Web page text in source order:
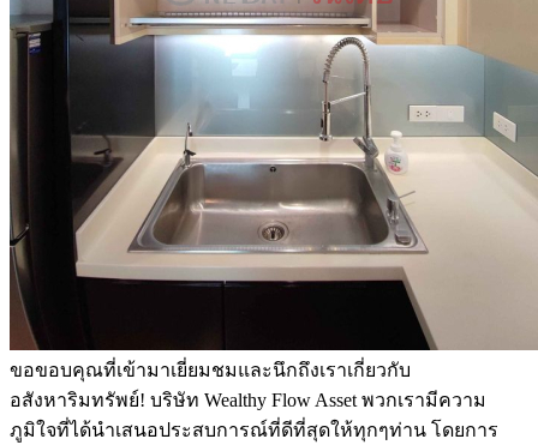
ขอขอบคุณที่เข้ามาเยี่ยมชมและนึกถึงเราเกี่ยวกับ
อสังหาริมทรัพย์! บริษัท Wealthy Flow Asset พวกเรามีความ
ภูมิใจที่ได้นำเสนอประสบการณ์ที่ดีที่สุดให้ทุกๆท่าน โดยการ